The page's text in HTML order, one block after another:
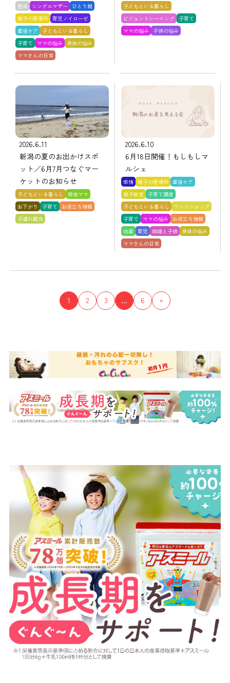
整体 シングルマザー
ひとり親
親子の居場所 育児ノイローゼ
産後ケア
子どもといる暮らし
子育て
ママの悩み
身体の悩み
ママさんの日常
子どもといる暮らし
ビジョントレーニング 子育て
ママの悩み
子供の悩み
2026.6.11
新潟の夏のお出かけスポ
ット／6月7月つなぐマー
ケットのお知らせ
子どもといる暮らし 移住ママ
お下がり
子育て
お役立ち情報
子連れ観光
2026.6.10
6月18日開催！もしもしマ
ルシェ
感情 親子の居場所 産後ケア
親子教室 子育て講座
子どもといる暮らし
ワークショップ
子育て
ママの悩み
お役立ち情報
出産 育児 結婚と子供 身体の悩み
ママさんの日常
1 2 3 … 6 »